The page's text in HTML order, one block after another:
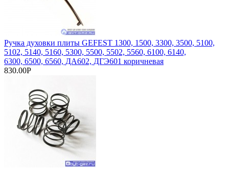
Ручка духовки плиты GEFEST 1300, 1500, 3300, 3500, 5100,
5102, 5140, 5160, 5300, 5500, 5502, 5560, 6100, 6140,
6300, 6500, 6560, ДА602, ДГЭ601 коричневая
830.00Р